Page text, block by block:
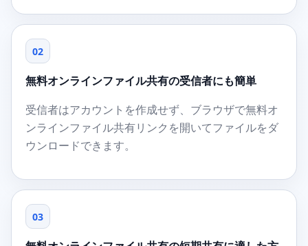
02
無料オンラインファイル共有の受信者にも簡単
受信者はアカウントを作成せず、ブラウザで無料オ
ンラインファイル共有リンクを開いてファイルをダ
ウンロードできます。
03